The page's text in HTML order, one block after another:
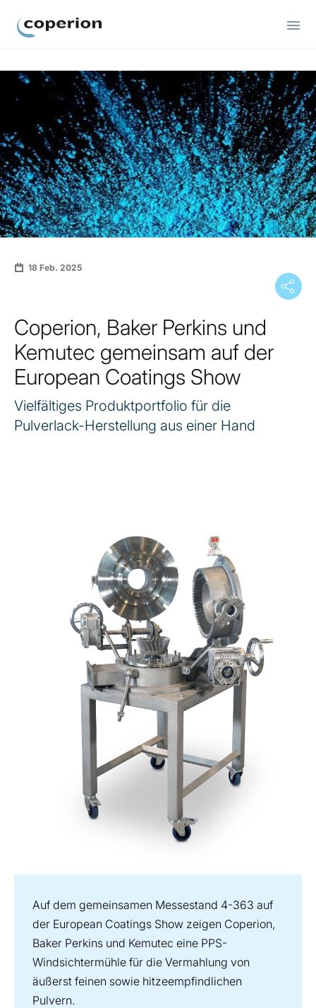
18 Feb. 2025
Coperion, Baker Perkins und
Kemutec gemeinsam auf der
European Coatings Show
Vielfältiges Produktportfolio für die
Pulverlack-Herstellung aus einer Hand
Auf dem gemeinsamen Messestand 4-363 auf
der European Coatings Show zeigen Coperion,
Baker Perkins und Kemutec eine PPS-
Windsichtermühle für die Vermahlung von
äußerst feinen sowie hitzeempfindlichen
Pulvern.